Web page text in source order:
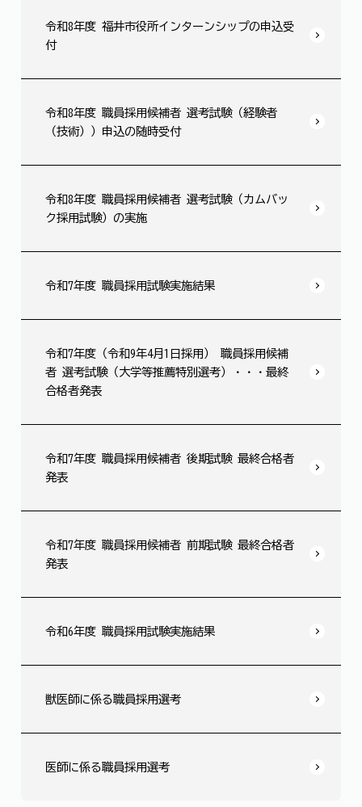
令和8年度 福井市役所インターンシップの申込受
付
令和8年度 職員採用候補者 選考試験（経験者
（技術））申込の随時受付
令和8年度 職員採用候補者 選考試験（カムバッ
ク採用試験）の実施
令和7年度 職員採用試験実施結果
令和7年度（令和9年4月1日採用） 職員採用候補
者 選考試験（大学等推薦特別選考）・・・最終
合格者発表
令和7年度 職員採用候補者 後期試験 最終合格者
発表
令和7年度 職員採用候補者 前期試験 最終合格者
発表
令和6年度 職員採用試験実施結果
獣医師に係る職員採用選考
医師に係る職員採用選考